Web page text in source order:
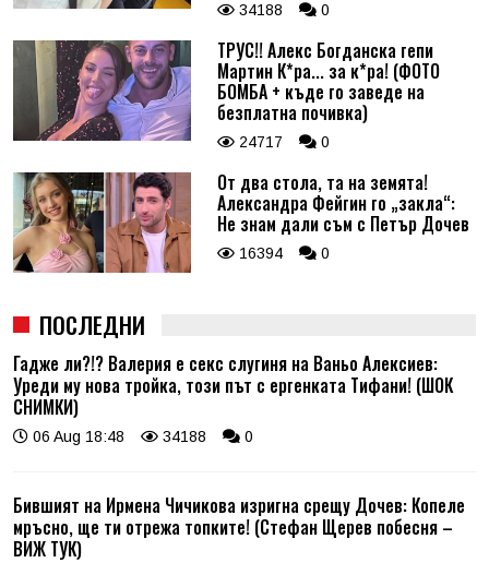
34188 0
ТРУС!! Алекс Богданска гепи
Мартин К*ра... за к*ра! (ФОТО
БОМБА + къде го заведе на
безплатна почивка)
24717 0
От два стола, та на земята!
Александра Фейгин го „закла“:
Не знам дали съм с Петър Дочев
16394 0
ПОСЛЕДНИ
Гадже ли?!? Валерия е секс слугиня на Ваньо Алексиев:
Уреди му нова тройка, този път с ергенката Тифани! (ШОК
СНИМКИ)
06 Aug 18:48 34188 0
Бившият на Ирмена Чичикова изригна срещу Дочев: Копеле
мръсно, ще ти отрежа топките! (Стефан Щерев побесня –
ВИЖ ТУК)